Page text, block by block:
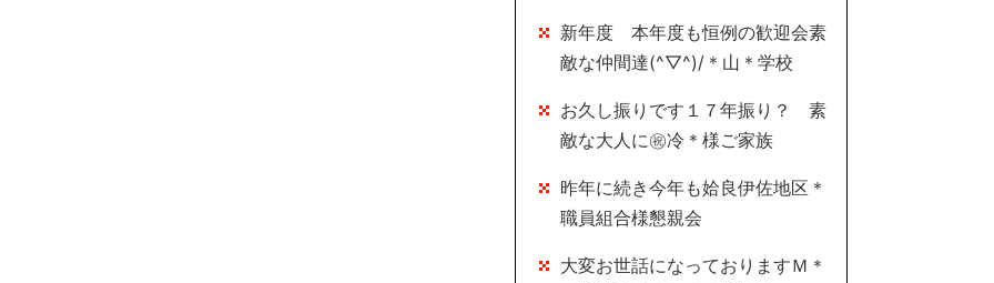
新年度 本年度も恒例の歓迎会素
敵な仲間達(^▽^)/＊山＊学校
お久し振りです１７年振り？ 素
敵な大人に㊗冷＊様ご家族
昨年に続き今年も姶良伊佐地区＊
職員組合様懇親会
大変お世話になっておりますＭ＊